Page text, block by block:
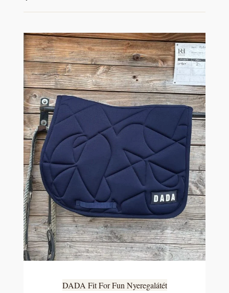
DADA Fit For Fun Nyeregalátét